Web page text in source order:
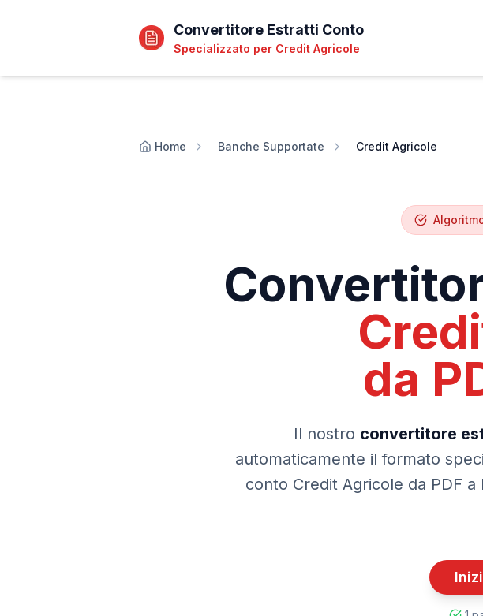
Convertitore Estratti Conto
Specializzato per Credit Agricole
Home Banche Supportate Credit Agricole
da
Il nostro convertitore
automaticamente il formato
conto Credit Agricole da PDF